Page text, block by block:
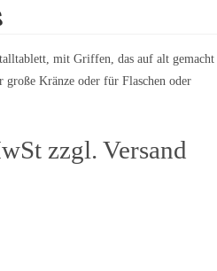
mit Griffen, das auf alt gemacht
große Kränze oder für Flaschen oder
zzgl. Versand